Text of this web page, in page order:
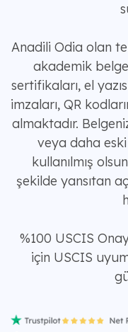
Anadili Odia olan
akademik
sertifikaları, el
imzaları, QR
almaktadır.
veya daha eski
kullanılmış
şekilde yansıtan
%100 USCIS
için USCIS